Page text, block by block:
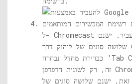
המכשירים המותאמים
ל- Chromecast עליהם תוכל להעביר. ישנם
שלושה סוגים של ליהוק דרך Google Chome. אך
כברירת מחדל נבחרה 'Tab Cast' ובסוג הליהוק
זה, רק לשונית הדפדפן Chrome המסוימת תשקף
זאת, ישנם שלושה סוגים של